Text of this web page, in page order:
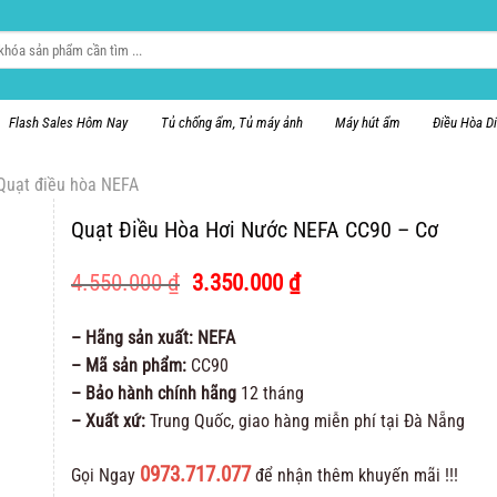
Flash Sales Hôm Nay Tủ chống ẩm, Tủ máy ảnh Máy hút ẩm Điều Hòa
điều hòa NEFA
Quạt Điều Hòa Hơi Nước NEFA CC90 – Cơ
4.550.000₫ Giá
là:
4.550.000 ₫.
3.350.000 ₫Giá
– Hãng sản xuất: NEFA
– Mã sản phẩm: CC90
– Bảo hành chính hãng 12 tháng
– Xuất xứ: Trung Quốc, giao hàng miễn phí tại Đà Nẵng
Gọi Ngay 0973.717.077 để nhận thêm khuyến mãi !!!